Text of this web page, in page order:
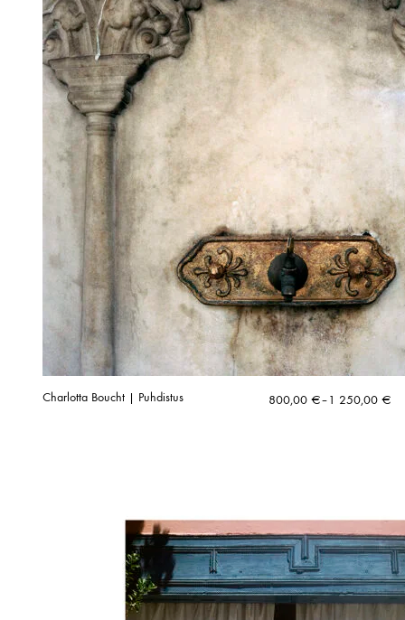
Charlotta Boucht | Puhdistus 800,00 €–1 250,00 €
Hintaluokka: